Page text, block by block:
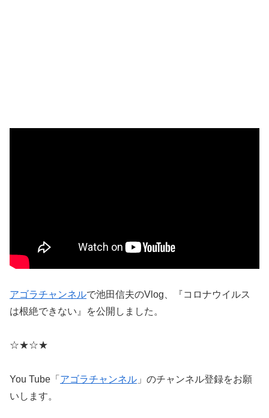
アゴラチャンネルで池田信夫のVlog、『コロナウイルス
は根絶できない』を公開しました。
☆★☆★
You Tube「 アゴラチャンネル 」のチャンネル登録をお願
いします。